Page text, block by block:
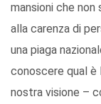
mansioni che
alla carenza di
una piaga
conoscere qual è
nostra visione –